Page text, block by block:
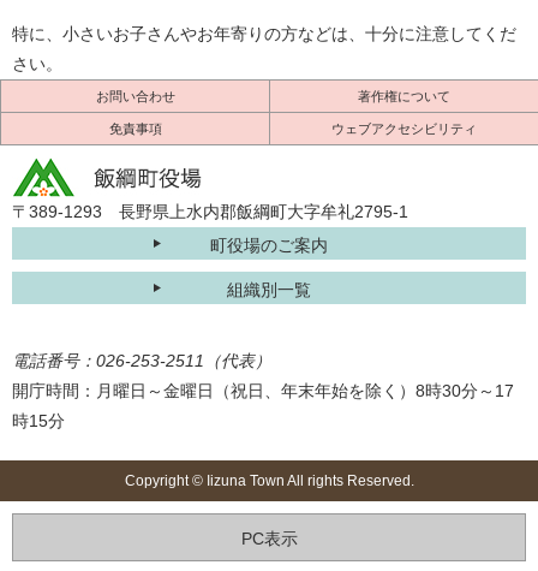
特に、小さいお子さんやお年寄りの方などは、十分に注意してくだ
さい。
お問い合わせ 著作権について
免責事項 ウェブアクセシビリティ
〒389-1293 長野県上水内郡飯綱町大字牟礼2795-1
町役場のご案内
組織別一覧
電話番号：026-253-2511（代表）
開庁時間：月曜日～金曜日（祝日、年末年始を除く）8時30分～17
時15分
Copyright © Iizuna Town All rights Reserved.
PC表示